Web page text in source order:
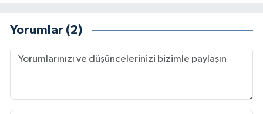
Yorumlar (2)